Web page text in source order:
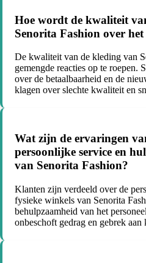
Hoe wordt de kwaliteit
Senorita Fashion over het
De kwaliteit van de kleding van
gemengde reacties op te roepen.
over de betaalbaarheid en de
klagen over slechte kwaliteit en
Wat zijn de ervaringen
persoonlijke service en
van Senorita Fashion?
Klanten zijn verdeeld over de
fysieke winkels van Senorita
behulpzaamheid van het
onbeschoft gedrag en gebrek